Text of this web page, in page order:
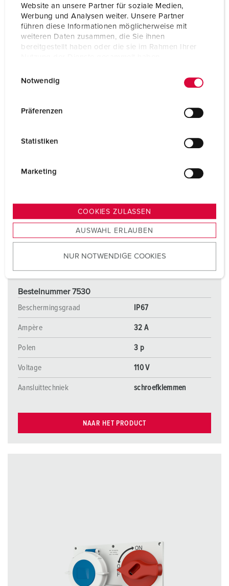
Website an unsere Partner für soziale Medien,
Werbung und Analysen weiter. Unsere Partner
führen diese Informationen möglicherweise mit
weiteren Daten zusammen, die Sie ihnen
bereitgestellt haben oder die sie im Rahmen Ihrer
s
u
w
Notwendig
Präferenzen
Statistiken
Marketing
COOKIES ZULASSEN
AUSWAHL ERLAUBEN
NUR NOTWENDIGE COOKIES
NAAR HET PRODUCT
Bestelnummer 7530
Beschermingsgraad
IP67
Ampère 32 A
Polen 3 p
Voltage 110 V
Aansluittechniek schroefklemmen
NAAR HET PRODUCT